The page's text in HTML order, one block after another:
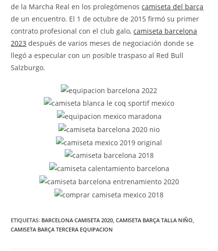
de la Marcha Real en los prolegómenoscamiseta del barça
de un encuentro. El 1 de octubre de 2015 firmó su primer
contrato profesional con el club galo,camiseta barcelona
2023 después de varios meses de negociación donde se
llegó a especular con un posible traspaso al Red Bull
Salzburgo.
ETIQUETAS: BARCELONA CAMISETA 2020 CAMISETA BARÇA TALLA NIÑO
CAMISETA BARÇA TERCERA EQUIPACION